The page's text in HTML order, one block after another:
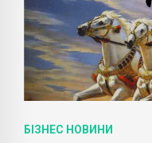
БІЗНЕС НОВИНИ